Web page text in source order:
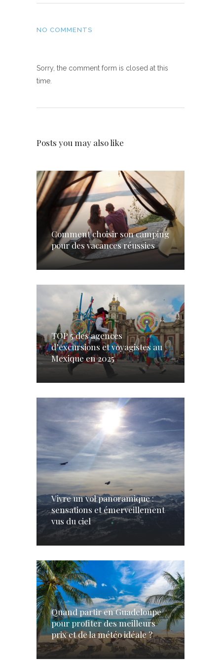
NO COMMENTS
Sorry, the comment form is closed at this
time.
Posts you may also like
Comment choisir son camping
pour des vacances réussies
TOP 5 des agences
d’excursions et voyagistes au
Mexique en 2025
Vivre un vol panoramique :
sensations et émerveillement
vus du ciel
Quand partir en Guadeloupe
pour profiter des meilleurs
prix et de la météo idéale ?